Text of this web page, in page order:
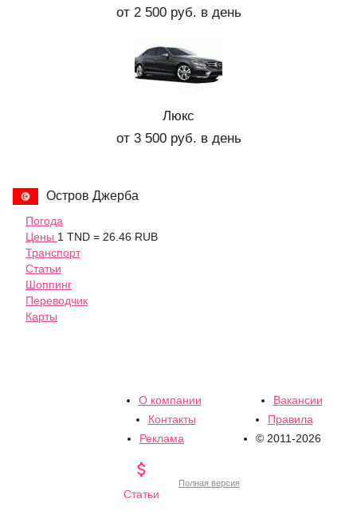
от 2 500 руб. в день
Люкс
от 3 500 руб. в день
Остров Джерба
Погода
Цены 1 TND = 26.46 RUB
Транспорт
Статьи
Шоппинг
Переводчик
Карты
О компании
Вакансии
Контакты
Правила
Реклама
© 2011-2026

Статьи
Полная версия